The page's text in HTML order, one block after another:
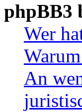
phpBB3
Wer
An